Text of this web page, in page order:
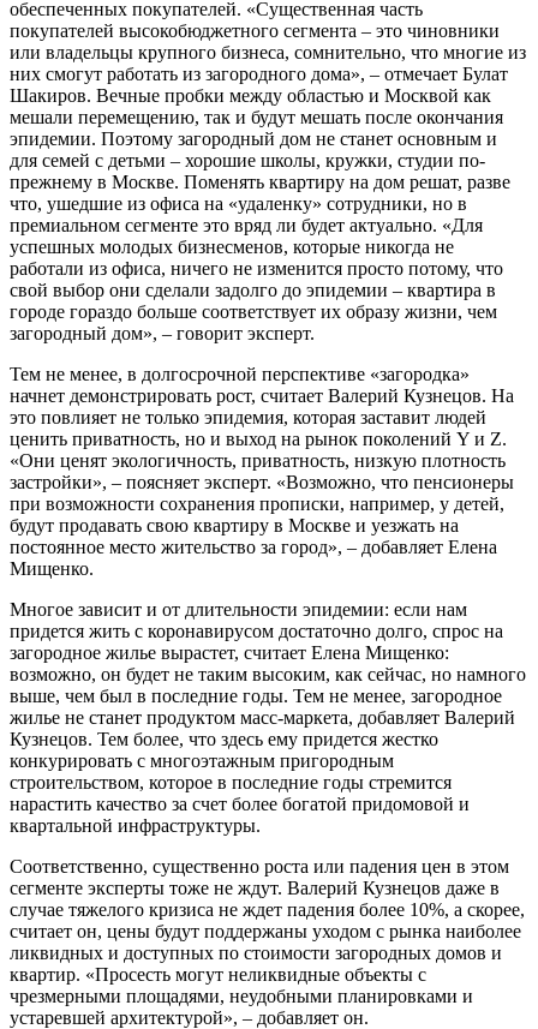
обеспеченных покупателей. «Существенная часть
покупателей высокобюджетного сегмента – это чиновники
или владельцы крупного бизнеса, сомнительно, что многие из
них смогут работать из загородного дома», – отмечает Булат
Шакиров. Вечные пробки между областью и Москвой как
мешали перемещению, так и будут мешать после окончания
эпидемии. Поэтому загородный дом не станет основным и
для семей с детьми – хорошие школы, кружки, студии по-
прежнему в Москве. Поменять квартиру на дом решат, разве
что, ушедшие из офиса на «удаленку» сотрудники, но в
премиальном сегменте это вряд ли будет актуально. «Для
успешных молодых бизнесменов, которые никогда не
работали из офиса, ничего не изменится просто потому, что
свой выбор они сделали задолго до эпидемии – квартира в
городе гораздо больше соответствует их образу жизни, чем
загородный дом», – говорит эксперт.
Тем не менее, в долгосрочной перспективе «загородка»
начнет демонстрировать рост, считает Валерий Кузнецов. На
это повлияет не только эпидемия, которая заставит людей
ценить приватность, но и выход на рынок поколений Y и Z.
«Они ценят экологичность, приватность, низкую плотность
застройки», – поясняет эксперт. «Возможно, что пенсионеры
при возможности сохранения прописки, например, у детей,
будут продавать свою квартиру в Москве и уезжать на
постоянное место жительство за город», – добавляет Елена
Мищенко.
Многое зависит и от длительности эпидемии: если нам
придется жить с коронавирусом достаточно долго, спрос на
загородное жилье вырастет, считает Елена Мищенко:
возможно, он будет не таким высоким, как сейчас, но намного
выше, чем был в последние годы. Тем не менее, загородное
жилье не станет продуктом масс-маркета, добавляет Валерий
Кузнецов. Тем более, что здесь ему придется жестко
конкурировать с многоэтажным пригородным
строительством, которое в последние годы стремится
нарастить качество за счет более богатой придомовой и
квартальной инфраструктуры.
Соответственно, существенно роста или падения цен в этом
сегменте эксперты тоже не ждут. Валерий Кузнецов даже в
случае тяжелого кризиса не ждет падения более 10%, а скорее,
считает он, цены будут поддержаны уходом с рынка наиболее
ликвидных и доступных по стоимости загородных домов и
квартир. «Просесть могут неликвидные объекты с
чрезмерными площадями, неудобными планировками и
устаревшей архитектурой», – добавляет он.